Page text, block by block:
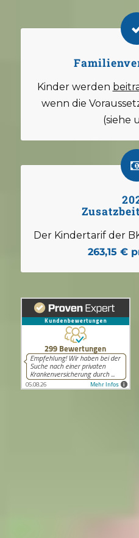
Kinder werden
wenn die
(siehe
Der Kindertarif der
263,15 €